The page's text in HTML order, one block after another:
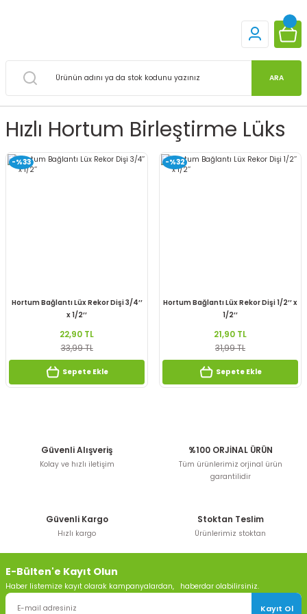
ARA
Hızlı Hortum Birleştirme Lüks
-%33
Hortum Bağlantı Lüx Rekor Dişi 3/4’’
x 1/2’’
22,90 TL
33,99 TL
Sepete Ekle
-%32
Hortum Bağlantı Lüx Rekor Dişi 1/2’’ x
1/2’’
21,90 TL
31,99 TL
Sepete Ekle
Güvenli Alışveriş
Kolay ve hızlı iletişim
%100 ORJİNAL ÜRÜN
Tüm ürünlerimiz orjinal ürün
garantilidir
Güvenli Kargo
Hızlı kargo
Stoktan Teslim
Ürünlerimiz stoktan
E-Bülten'e Kayıt Olun
Haber listemize kayıt olarak kampanyalardan, haberdar olabilirsiniz.
Kayıt Ol